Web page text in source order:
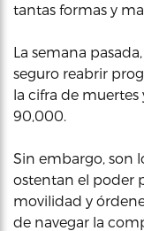
tantas formas y
La semana
seguro reabrir
la cifra de muertes
90,000.
Sin embargo, son
ostentan el poder
movilidad y
de navegar la